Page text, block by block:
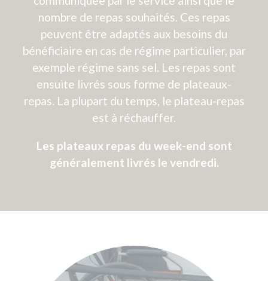
MODE DE FINANCEMENT
Découvrez comment financer votre projet